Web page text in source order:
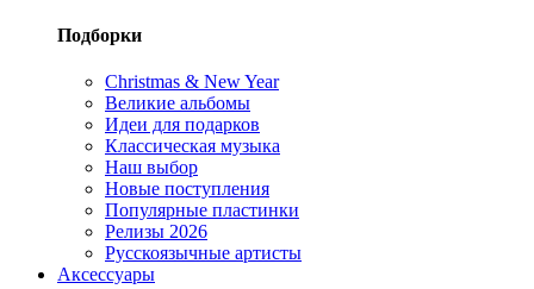
Подборки
Christmas & New Year
Великие альбомы
Идеи для подарков
Классическая музыка
Наш выбор
Новые поступления
Популярные пластинки
Релизы 2026
Русскоязычные артисты
Аксессуары